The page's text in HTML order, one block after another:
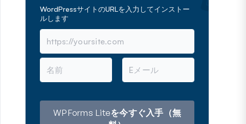
WordPressサイトのURLを入力してインストー
ルします
名
メ
ル
レ
ス
WPForms Liteを今すぐ入手（無